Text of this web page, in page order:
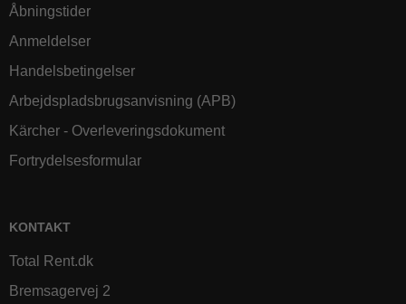
Åbningstider
Anmeldelser
Handelsbetingelser
Arbejdspladsbrugsanvisning (APB)
Kärcher - Overleveringsdokument
Fortrydelsesformular
KONTAKT
Total Rent.dk
Bremsagervej 2